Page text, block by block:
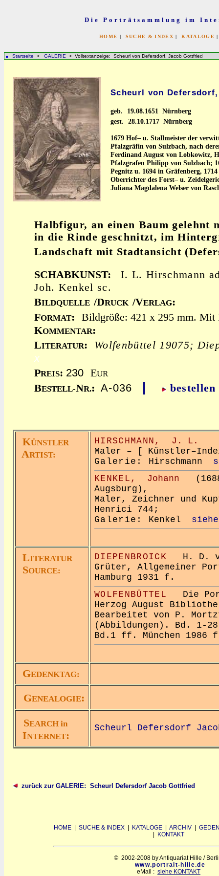
Die Porträtsammlung im
HOME | SUCHE & INDEX |KATALOGE
Startseite > GALERIE > Volltextanzeige: Scheurl von Defersdorf, Jacob Gottfried
Scheurl von
geb.
19.08.1651 Nürnberg
gest.
28.10.1717 Nürnberg
1679 Hof– u. Stallmeister der
Pfalzgräfin von Sulzbach, nach
Ferdinand August von Lobkowitz,
Pfalzgrafen Philipp von Sulzbach;
Pegnitz u. 1694 in Gräfenberg,
Oberrichter des Forst– u.
Juliana Magdalena Welser von
Halbfigur, an einen Baum gelehnt
in die Rinde geschnitzt, im
Landschaft mit Stadtansicht
SCHABKUNST:
I. L. Hirschmann
Joh. Kenkel sc.
BILDQUELLE /DRUCK /VERLAG:
FORMAT:
Bildgröße: 421 x 295 mm. Mit
KOMMENTAR:
LITERATUR: Wolfenbüttel 19075;
x
PREIS: 230 EUR
BESTELL-NR.: A-036
KÜNSTLER
ARTIST:
HIRSCHMANN,
J. L.
Maler – [
Galerie: Hirschmann
KENKEL,
Johann (1688
Augsburg),
Maler, Zeichner und
Henrici 744;
Galerie: Kenkel
LITERATUR
SOURCE:
DIEPENBROICK H. D.
Grüter, Allgemeiner
Hamburg 1931 f.
WOLFENBÜTTEL Die
Herzog August
Bearbeitet von P.
(Abbildungen). Bd. 1-
Bd.1 ff. München 1986
GEDENKTAG:
GENEALOGIE:
SEARCH in
INTERNET:
Scheurl Defersdorf
zurück zur GALERIE: Scheurl Defersdorf Jacob Gottfried
HOME SUCHE & INDEX KATALOGE ARCHIV
KONTAKT
© 2002-2008 by Antiquariat Hille /
www.portrait-hille.de
eMail : siehe KONTAKT